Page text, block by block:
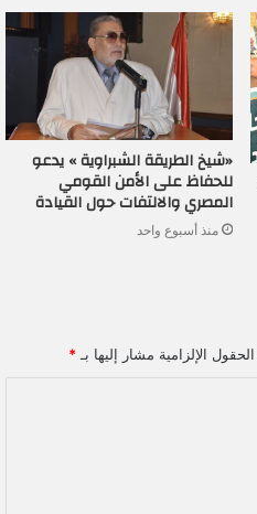
«شيخ الطريقة الشبراوية » يدعو
للحفاظ على الأمن القومي
المصري والالتفات حول القيادة
منذ أسبوع واحد
الحقول الإلزامية مشار إليها بـ *